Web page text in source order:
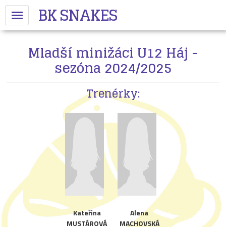
BK SNAKES
Mladší minižáci U12 Háj -
sezóna 2024/2025
Trenérky:
Kateřina
MUSTÁROVÁ
Alena
MACHOVSKÁ